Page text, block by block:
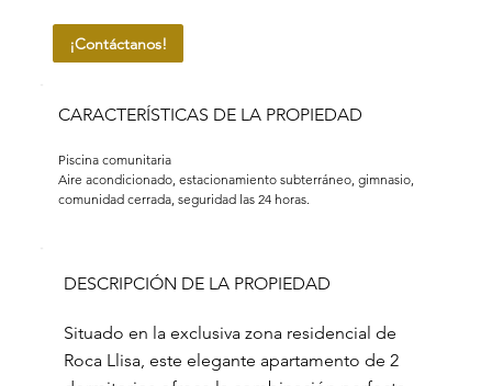
¡Contáctanos!
CARACTERÍSTICAS DE LA PROPIEDAD
Piscina comunitaria
Aire acondicionado, estacionamiento subterráneo, gimnasio,
comunidad cerrada, seguridad las 24 horas.
DESCRIPCIÓN DE LA PROPIEDAD
Situado en la exclusiva zona residencial de
Roca Llisa, este elegante apartamento de 2